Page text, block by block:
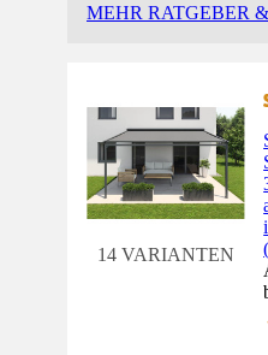
MEHR RATGEBER
14 VARIANTEN